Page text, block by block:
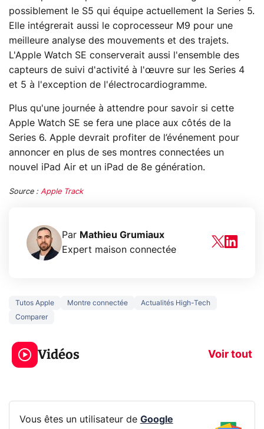
possiblement le S5 qui équipe actuellement la Series 5.
Elle intégrerait aussi le coprocesseur M9 pour une
meilleure analyse des mouvements et des trajets.
L'Apple Watch SE conserverait aussi l'ensemble des
capteurs de suivi d'activité à l'œuvre sur les Series 4
et 5 à l'exception de l'électrocardiogramme.
Plus qu'une journée à attendre pour savoir si cette
Apple Watch SE se fera une place aux côtés de la
Series 6. Apple devrait profiter de l’événement pour
annoncer en plus de ses montres connectées un
nouvel iPad Air et un iPad de 8e génération.
Source : Apple Track
Par Mathieu Grumiaux
Expert maison connectée
Tutos Apple Montre connectée
Actualités High-Tech
Comparer
Vidéos Voir tout
5 générations de
jeux dans la
prochaine Xbox !
navigation
Vous êtes un utilisateur de Google